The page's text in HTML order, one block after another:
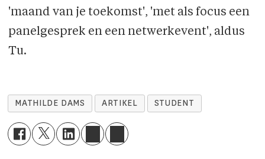
'maand van je toekomst', 'met als focus een
panelgesprek en een netwerkevent', aldus
Tu.
MATHILDE DAMS ARTIKEL STUDENT